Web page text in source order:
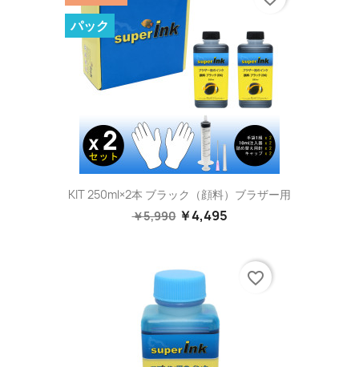
KIT 250ml×2本 ブラック（顔料）ブラザー用
￥5,990 ￥4,495
パック
favorite_border